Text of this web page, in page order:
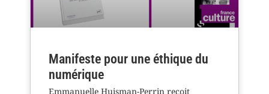
Manifeste pour une éthique du
numérique
Emmanuelle Huisman-Perrin reçoit